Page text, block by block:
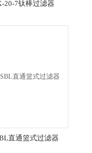
20-7钛棒过滤器
直通篮式过滤器